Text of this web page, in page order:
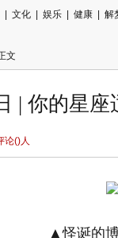
文化 娱乐 健康 解
文
| 你的星座
论()人
▲怪诞的